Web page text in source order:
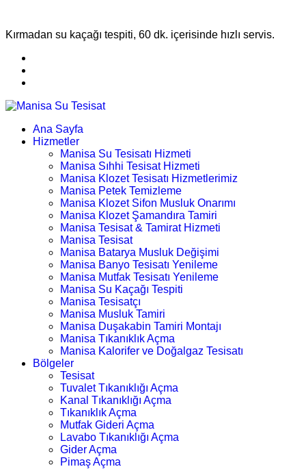
Kırmadan su kaçağı tespiti, 60 dk. içerisinde hızlı servis.
Ana Sayfa
Hizmetler
Manisa Su Tesisatı Hizmeti
Manisa Sıhhi Tesisat Hizmeti
Manisa Klozet Tesisatı Hizmetlerimiz
Manisa Petek Temizleme
Manisa Klozet Sifon Musluk Onarımı
Manisa Klozet Şamandıra Tamiri
Manisa Tesisat & Tamirat Hizmeti
Manisa Tesisat
Manisa Batarya Musluk Değişimi
Manisa Banyo Tesisatı Yenileme
Manisa Mutfak Tesisatı Yenileme
Manisa Su Kaçağı Tespiti
Manisa Tesisatçı
Manisa Musluk Tamiri
Manisa Duşakabin Tamiri Montajı
Manisa Tıkanıklık Açma
Manisa Kalorifer ve Doğalgaz Tesisatı
Bölgeler
Tesisat
Tuvalet Tıkanıklığı Açma
Kanal Tıkanıklığı Açma
Tıkanıklık Açma
Mutfak Gideri Açma
Lavabo Tıkanıklığı Açma
Gider Açma
Pimaş Açma